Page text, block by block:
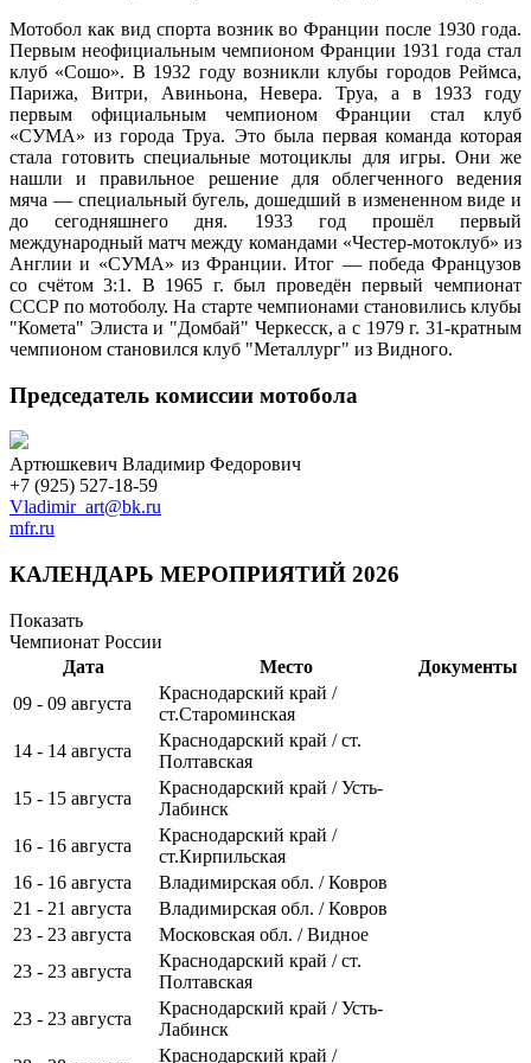
Мотобол как вид спорта возник во Франции после 1930 года.
Первым неофициальным чемпионом Франции 1931 года стал
клуб «Сошо». В 1932 году возникли клубы городов Реймса,
Парижа, Витри, Авиньона, Невера. Труа, а в 1933 году
первым официальным чемпионом Франции стал клуб
«СУМА» из города Труа. Это была первая команда которая
стала готовить специальные мотоциклы для игры. Они же
нашли и правильное решение для облегченного ведения
мяча — специальный бугель, дошедший в измененном виде и
до сегодняшнего дня. 1933 год прошёл первый
международный матч между командами «Честер-мотоклуб» из
Англии и «СУМА» из Франции. Итог — победа Французов
со счётом 3:1. В 1965 г. был проведён первый чемпионат
СССР по мотоболу. На старте чемпионами становились клубы
"Комета" Элиста и "Домбай" Черкесск, а с 1979 г. 31-кратным
чемпионом становился клуб "Металлург" из Видного.
Председатель комиссии мотобола
Артюшкевич Владимир Федорович
+7 (925) 527-18-59
Vladimir_art@bk.ru
mfr.ru
КАЛЕНДАРЬ МЕРОПРИЯТИЙ 2026
Показать
Чемпионат России
Дата
Место
Документы
09 - 09 августа
Краснодарский край /
ст.Староминская
14 - 14 августа
Краснодарский край / ст.
Полтавская
15 - 15 августа
Краснодарский край / Усть-
Лабинск
16 - 16 августа
Краснодарский край /
ст.Кирпильская
16 - 16 августа
Владимирская обл. / Ковров
21 - 21 августа
Владимирская обл. / Ковров
23 - 23 августа
Московская обл. / Видное
23 - 23 августа
Краснодарский край / ст.
Полтавская
23 - 23 августа
Краснодарский край / Усть-
Лабинск
Краснодарский край /